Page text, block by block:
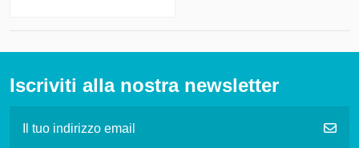
Iscriviti alla nostra newsletter